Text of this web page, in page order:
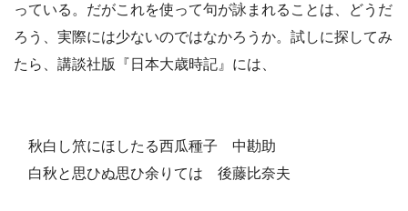
っている。だがこれを使って句が詠まれることは、どうだ
ろう、実際には少ないのではなかろうか。試しに探してみ
たら、講談社版『日本大歳時記』には、
秋白し笊にほしたる西瓜種子 中勘助
白秋と思ひぬ思ひ余りては 後藤比奈夫